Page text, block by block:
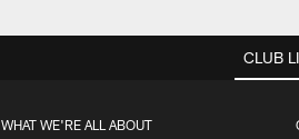
CLUB
WHAT WE'RE ALL ABOUT